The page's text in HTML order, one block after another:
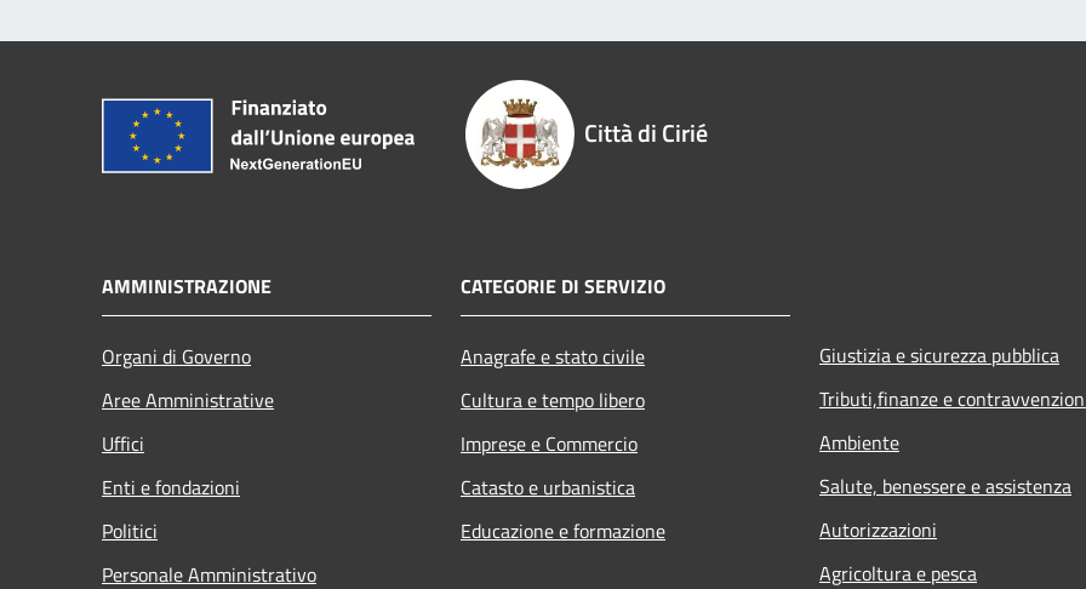
Città di Cirié
AMMINISTRAZIONE
Organi di Governo
Aree Amministrative
Uffici
Enti e fondazioni
Politici
Personale Amministrativo
CATEGORIE DI SERVIZIO
Anagrafe e stato civile
Cultura e tempo libero
Imprese e Commercio
Catasto e urbanistica
Educazione e formazione
Giustizia e sicurezza pubblica
Tributi,finanze e
Ambiente
Salute, benessere e assistenza
Autorizzazioni
Agricoltura e pesca